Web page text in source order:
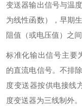
变送器输出信号与温
为线性函数），早期
阻值（或电压值）之
标准化输出信号主要
的直流电信号。不排
度变送器按供电接线
度变送器为三线制外。